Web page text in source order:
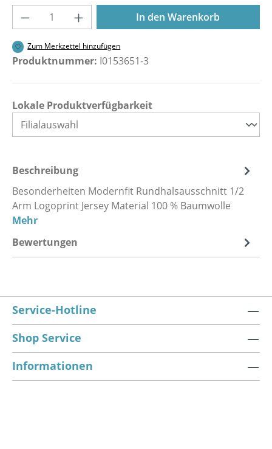
Produkt Anzahl: Gib den gewünschten
In den Warenkorb
Zum Merkzettel hinzufügen
Produktnummer: I0153651-3
Lokale Produktverfügbarkeit
Beschreibung
Besonderheiten Modernfit Rundhalsausschnitt 1/2
Arm Logoprint Jersey Material 100 % Baumwolle
Mehr
Bewertungen
Service-Hotline
Shop Service
Informationen